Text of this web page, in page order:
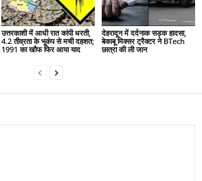
उत्तरकाशी में आधी रात कांपी धरती,
4.2 तीव्रता के भूकंप से मची दहशत;
1991 का खौफ फिर आया याद
देहरादून में दर्दनाक सड़क हादसा,
बेकाबू मिक्सर ट्रैक्टर ने BTech
छात्रा की ली जान